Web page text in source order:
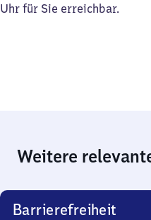
Uhr für Sie erreichbar.
Weitere
Barrierefreiheit